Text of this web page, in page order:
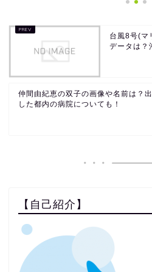
台風8号(マ
データは？
仲間由紀恵の双子の画像や名前は？
した都内の病院についても！
【自己紹介】